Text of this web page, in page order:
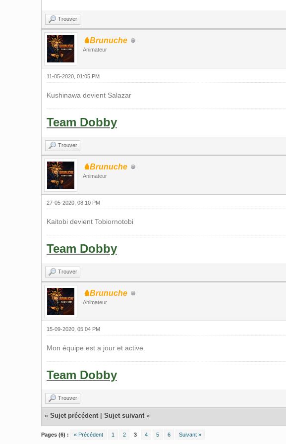
Trouver
♞Brunuche
Animateur
11-05-2020, 01:05 PM
Kushinawa devient Salazar
Team Dobby
Trouver
♞Brunuche
Animateur
27-05-2020, 08:10 PM
Kaitobi devient Tobiornotobi
Team Dobby
Trouver
♞Brunuche
Animateur
15-09-2020, 05:04 PM
Mon équipe est a jour et active.
Team Dobby
Trouver
« Sujet précédent| Sujet suivant»
Pages (6) : « Précédent 1 2 3 4 5 6 Suivant »